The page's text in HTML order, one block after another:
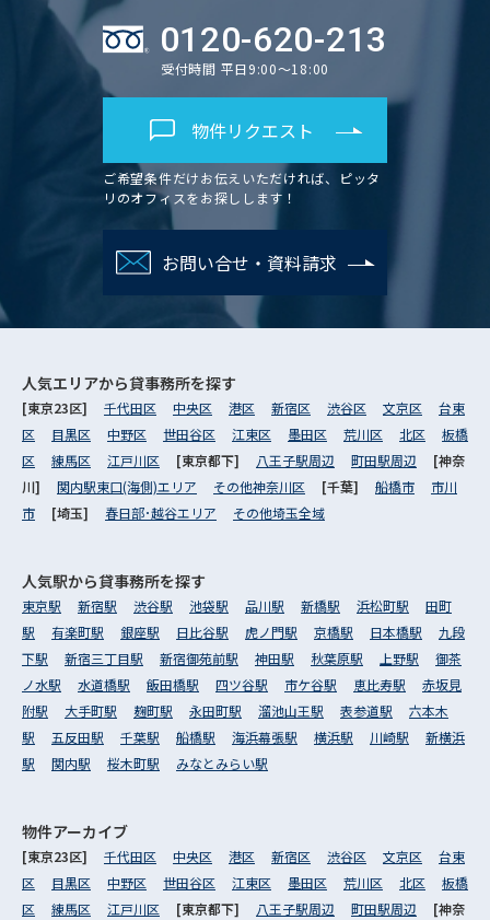
0120-620-213
受付時間 平日9:00～18:00
物件リクエスト
ご希望条件だけお伝えいただければ、ピッタ
リのオフィスをお探しします！
お問い合せ・資料請求
人気エリアから貸事務所を探す
[東京23区] 千代田区 中央区 港区 新宿区 渋谷区 文京区
台東
区
目黒区 中野区 世田谷区 江東区 墨田区 荒川区 北区
板橋
区
練馬区 江戸川区 [東京都下] 八王子駅周辺 町田駅周辺
[神奈
川] 関内駅東口(海側)エリア その他神奈川区 [千葉] 船橋市
市川
市
[埼玉] 春日部･越谷エリア その他埼玉全域
人気駅から貸事務所を探す
東京駅 新宿駅 渋谷駅 池袋駅 品川駅 新橋駅 浜松町駅
田町
駅
有楽町駅 銀座駅 日比谷駅 虎ノ門駅 京橋駅 日本橋駅
九段
下駅
新宿三丁目駅 新宿御苑前駅 神田駅 秋葉原駅 上野駅
御茶
ノ水駅
水道橋駅 飯田橋駅 四ツ谷駅 市ケ谷駅 恵比寿駅
赤坂見
附駅
大手町駅 麹町駅 永田町駅 溜池山王駅 表参道駅
六本木
駅
五反田駅 千葉駅 船橋駅 海浜幕張駅 横浜駅 川崎駅
新横浜
駅
関内駅 桜木町駅 みなとみらい駅
物件アーカイブ
[東京23区] 千代田区 中央区 港区 新宿区 渋谷区 文京区
台東
区
目黒区 中野区 世田谷区 江東区 墨田区 荒川区 北区
板橋
区
練馬区 江戸川区 [東京都下] 八王子駅周辺 町田駅周辺 [神奈